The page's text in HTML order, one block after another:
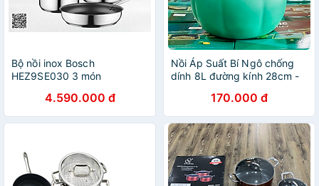
Bộ nồi inox Bosch
HEZ9SE030 3 món
4.590.000 đ
Nồi Áp Suất Bí Ngô chống
dính 8L đường kính 28cm -
Lẩu, Nấu Cơm Hàng nhập
khẩu TOPTIPOTENT POT
170.000 đ